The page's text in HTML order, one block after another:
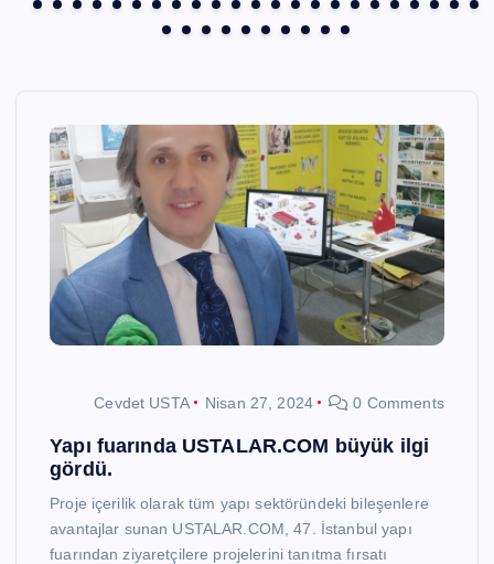
Cevdet USTA Nisan 27, 2024 0 Comments
Yapı fuarında USTALAR.COM büyük ilgi
gördü.
Proje içerilik olarak tüm yapı sektöründeki bileşenlere
avantajlar sunan USTALAR.COM, 47. İstanbul yapı
fuarından ziyaretçilere projelerini tanıtma fırsatı